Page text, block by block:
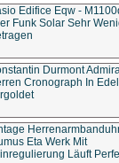
Edifice Eqw -
Funk Solar Sehr
Durmont
Cronograph In
Eta Werk Mit
Läuft